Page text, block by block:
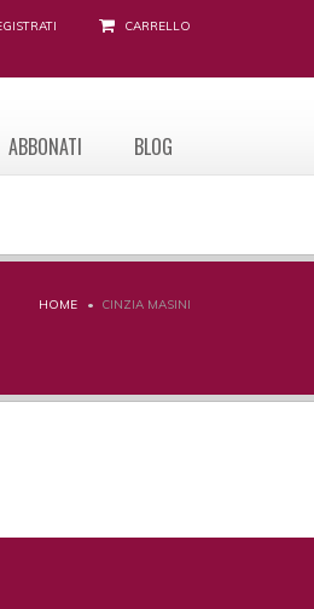
CARRELLO
ABBONATI BLOG
HOME CINZIA MASINI